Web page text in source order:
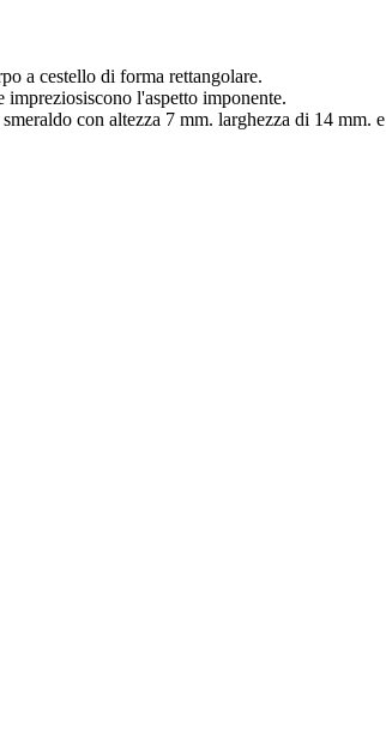
a cestello di forma rettangolare.
l'aspetto imponente.
con altezza 7 mm. larghezza di 14 mm. e